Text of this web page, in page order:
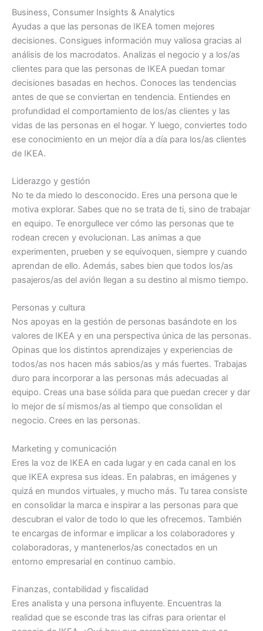
Business, Consumer Insights & Analytics
Ayudas a que las personas de IKEA tomen mejores
decisiones. Consigues información muy valiosa gracias al
análisis de los macrodatos. Analizas el negocio y a los/as
clientes para que las personas de IKEA puedan tomar
decisiones basadas en hechos. Conoces las tendencias
antes de que se conviertan en tendencia. Entiendes en
profundidad el comportamiento de los/as clientes y las
vidas de las personas en el hogar. Y luego, conviertes todo
ese conocimiento en un mejor día a día para los/as clientes
de IKEA.
Liderazgo y gestión
No te da miedo lo desconocido. Eres una persona que le
motiva explorar. Sabes que no se trata de ti, sino de trabajar
en equipo. Te enorgullece ver cómo las personas que te
rodean crecen y evolucionan. Las animas a que
experimenten, prueben y se equivoquen, siempre y cuando
aprendan de ello. Además, sabes bien que todos los/as
pasajeros/as del avión llegan a su destino al mismo tiempo.
Personas y cultura
Nos apoyas en la gestión de personas basándote en los
valores de IKEA y en una perspectiva única de las personas.
Opinas que los distintos aprendizajes y experiencias de
todos/as nos hacen más sabios/as y más fuertes. Trabajas
duro para incorporar a las personas más adecuadas al
equipo. Creas una base sólida para que puedan crecer y dar
lo mejor de sí mismos/as al tiempo que consolidan el
negocio. Crees en las personas.
Marketing y comunicación
Eres la voz de IKEA en cada lugar y en cada canal en los
que IKEA expresa sus ideas. En palabras, en imágenes y
quizá en mundos virtuales, y mucho más. Tu tarea consiste
en consolidar la marca e inspirar a las personas para que
descubran el valor de todo lo que les ofrecemos. También
te encargas de informar e implicar a los colaboradores y
colaboradoras, y mantenerlos/as conectados en un
entorno empresarial en continuo cambio.
Finanzas, contabilidad y fiscalidad
Eres analista y una persona influyente. Encuentras la
realidad que se esconde tras las cifras para orientar el